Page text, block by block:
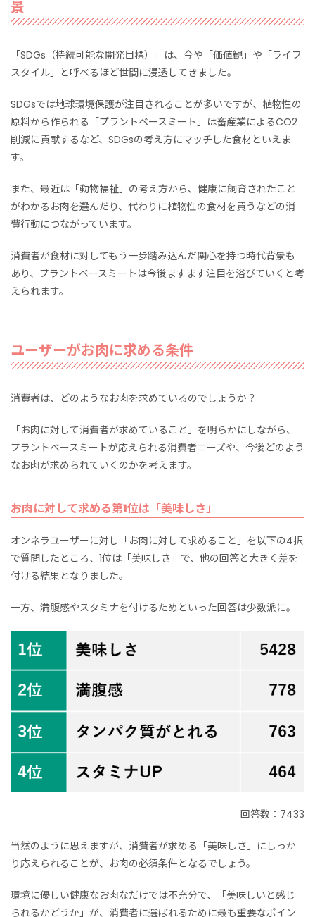
景
「SDGs（持続可能な開発目標）」は、今や「価値観」や「ライフ
スタイル」と呼べるほど世間に浸透してきました。
SDGsでは地球環境保護が注目されることが多いですが、植物性の
原料から作られる「プラントベースミート」は畜産業によるCO2
削減に貢献するなど、SDGsの考え方にマッチした食材といえま
す。
また、最近は「動物福祉」の考え方から、健康に飼育されたこと
がわかるお肉を選んだり、代わりに植物性の食材を買うなどの消
費行動につながっています。
消費者が食材に対してもう一歩踏み込んだ関心を持つ時代背景も
あり、プラントベースミートは今後ますます注目を浴びていくと考
えられます。
ユーザーがお肉に求める条件
消費者は、どのようなお肉を求めているのでしょうか？
「お肉に対して消費者が求めていること」を明らかにしながら、
プラントベースミートが応えられる消費者ニーズや、今後どのよう
なお肉が求められていくのかを考えます。
お肉に対して求める第1位は「美味しさ」
オンネラユーザーに対し「お肉に対して求めること」を以下の4択
で質問したところ、1位は「美味しさ」で、他の回答と大きく差を
付ける結果となりました。
一方、満腹感やスタミナを付けるためといった回答は少数派に。
回答数：7433
当然のように思えますが、消費者が求める「美味しさ」にしっか
り応えられることが、お肉の必須条件となるでしょう。
環境に優しい健康なお肉なだけでは不充分で、「美味しいと感じ
られるかどうか」が、消費者に選ばれるために最も重要なポイン